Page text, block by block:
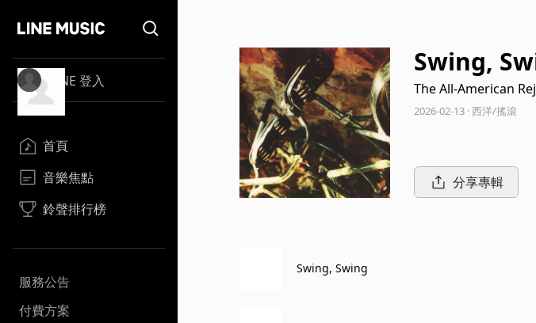
LINE 登入
首頁
音樂焦點
鈴聲排行榜
服務公告
付費方案
Swing,
The All-American
2026-02-13 · 西洋/搖滾
分享專輯
Swing, Swing